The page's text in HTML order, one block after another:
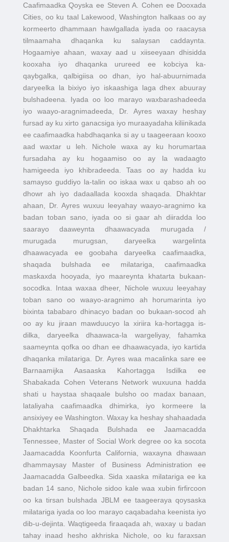
Caafimaadka Qoyska ee Steven A. Cohen ee Dooxada
Cities, oo ku taal Lakewood, Washington halkaas oo ay
kormeerto dhammaan hawlgallada iyada oo raacaysa
tilmaamaha dhaqanka ku salaysan caddaynta.
Hogaamiye ahaan, waxay aad u xiiseeyaan dhisidda
kooxaha iyo dhaqanka urureed ee kobciya ka-
qaybgalka, qalbigiisa oo dhan, iyo hal-abuurnimada
daryeelka la bixiyo iyo iskaashiga laga dhex abuuray
bulshadeena. Iyada oo loo marayo waxbarashadeeda
iyo waayo-aragnimadeeda, Dr. Ayres waxay heshay
fursad ay ku xirto ganacsiga iyo muraayadaha kiliinikada
ee caafimaadka habdhaqanka si ay u taageeraan kooxo
aad waxtar u leh. Nichole waxa ay ku horumartaa
fursadaha ay ku hogaamiso oo ay la wadaagto
hamigeeda iyo khibradeeda. Taas oo ay hadda ku
samayso guddiyo la-talin oo iskaa wax u qabso ah oo
dhowr ah iyo dadaallada kooxda shaqada. Dhakhtar
ahaan, Dr. Ayres wuxuu leeyahay waayo-aragnimo ka
badan toban sano, iyada oo si gaar ah diiradda loo
saarayo daaweynta dhaawacyada murugada /
murugada murugsan, daryeelka wargelinta
dhaawacyada ee goobaha daryeelka caafimaadka,
shaqada bulshada ee milatariga, caafimaadka
maskaxda hooyada, iyo maareynta khatarta bukaan-
socodka. Intaa waxaa dheer, Nichole wuxuu leeyahay
toban sano oo waayo-aragnimo ah horumarinta iyo
bixinta tababaro dhinacyo badan oo bukaan-socod ah
oo ay ku jiraan mawduucyo la xiriira ka-hortagga is-
dilka, daryeelka dhaawaca-la wargeliyay, fahamka
saameynta qofka oo dhan ee dhaawacyada, iyo kartida
dhaqanka milatariga. Dr. Ayres waa macalinka sare ee
Barnaamijka Aasaaska Kahortagga Isdilka ee
Shabakada Cohen Veterans Network wuxuuna hadda
shati u haystaa shaqaale bulsho oo madax banaan,
lataliyaha caafimaadka dhimirka, iyo kormeere la
ansixiyey ee Washington. Waxay ka heshay shahaadada
Dhakhtarka Shaqada Bulshada ee Jaamacadda
Tennessee, Master of Social Work degree oo ka socota
Jaamacadda Koonfurta California, waxayna dhawaan
dhammaysay Master of Business Administration ee
Jaamacadda Galbeedka. Sida xaaska milatariga ee ka
badan 14 sano, Nichole sidoo kale waa xubin firfircoon
oo ka tirsan bulshada JBLM ee taageeraya qoysaska
milatariga iyada oo loo marayo caqabadaha keenista iyo
dib-u-dejinta. Waqtigeeda firaaqada ah, waxay u badan
tahay inaad hesho akhriska Nichole, oo ku faraxsan